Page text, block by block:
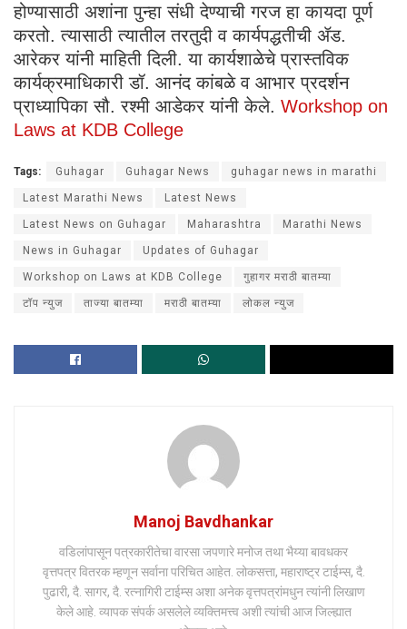
होण्यासाठी अशांना पुन्हा संधी देण्याची गरज हा कायदा पूर्ण
करतो. त्यासाठी त्यातील तरतुदी व कार्यपद्धतीची ॲड.
आरेकर यांनी माहिती दिली. या कार्यशाळेचे प्रास्तविक
कार्यक्रमाधिकारी डॉ. आनंद कांबळे व आभार प्रदर्शन
प्राध्यापिका सौ. रश्मी आडेकर यांनी केले. Workshop on
Laws at KDB College
Tags: Guhagar Guhagar News guhagar news in marathi
Latest Marathi News Latest News
Latest News on Guhagar Maharashtra Marathi News
News in Guhagar Updates of Guhagar
Workshop on Laws at KDB College गुहागर मराठी बातम्या
टॉप न्युज ताज्या बातम्या मराठी बातम्या लोकल न्युज
Manoj Bavdhankar
वडिलांपासून पत्रकारीतेचा वारसा जपणारे मनोज तथा भैय्या बावधकर
वृत्तपत्र वितरक म्हणून सर्वाना परिचित आहेत. लोकसत्ता, महाराष्ट्र टाईम्स, दै.
पुढारी, दै. सागर, दै. रत्नागिरी टाईम्स अशा अनेक वृत्तपत्रांमधुन त्यांनी लिखाण
केले आहे. व्यापक संपर्क असलेले व्यक्तिमत्त्व अशी त्यांची आज जिल्ह्यात